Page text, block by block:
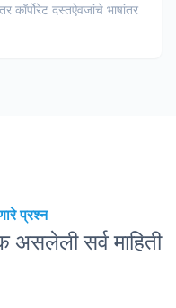
कॉर्पोरेट दस्तऐवजांचे भाषांतर
प्रश्न
सर्व माहिती